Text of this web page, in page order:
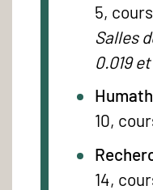
5,
Salles
0.019
10,
14,